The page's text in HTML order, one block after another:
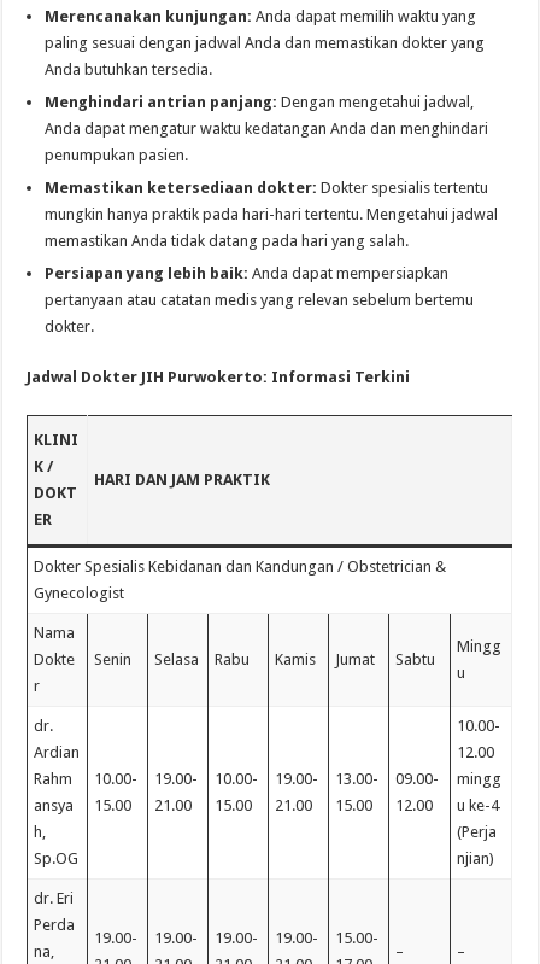
Merencanakan kunjungan: Anda dapat memilih waktu yang
paling sesuai dengan jadwal Anda dan memastikan dokter yang
Anda butuhkan tersedia.
Menghindari antrian panjang: Dengan mengetahui jadwal,
Anda dapat mengatur waktu kedatangan Anda dan menghindari
penumpukan pasien.
Memastikan ketersediaan dokter: Dokter spesialis tertentu
mungkin hanya praktik pada hari-hari tertentu. Mengetahui jadwal
memastikan Anda tidak datang pada hari yang salah.
Persiapan yang lebih baik: Anda dapat mempersiapkan
pertanyaan atau catatan medis yang relevan sebelum bertemu
dokter.
Jadwal Dokter JIH Purwokerto: Informasi Terkini
KLINI
K /
DOKT
ER
HARI DAN JAM PRAKTIK
Dokter Spesialis Kebidanan dan Kandungan / Obstetrician &
Gynecologist
Nama
Dokte
r
Senin Selasa Rabu Kamis Jumat Sabtu
Mingg
u
dr.
Ardian
Rahm
ansya
h,
Sp.OG
10.00-
15.00
19.00-
21.00
10.00-
15.00
19.00-
21.00
13.00-
15.00
09.00-
12.00
10.00-
12.00
mingg
u ke-4
(Perja
njian)
dr. Eri
Perda
na,
19.00-
19.00-
19.00-
19.00-
15.00-
– –